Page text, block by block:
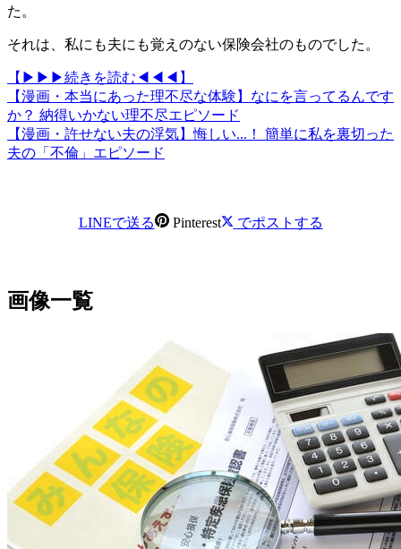
た。
それは、私にも夫にも覚えのない保険会社のものでした。
【▶▶▶続きを読む◀◀◀】
【漫画・本当にあった理不尽な体験】なにを言ってるんです
か？ 納得いかない理不尽エピソード
【漫画・許せない夫の浮気】悔しい...！ 簡単に私を裏切った
夫の「不倫」エピソード
LINEで送る Pinterest でポストする
画像一覧